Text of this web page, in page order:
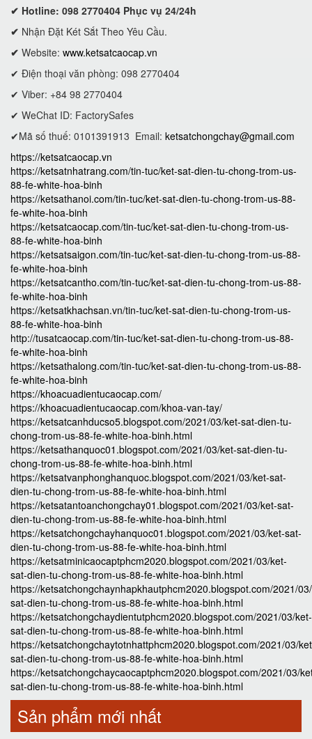
✔ Hotline: 098 2770404 Phục vụ 24/24h
✔ Nhận Đặt Két Sắt Theo Yêu Cầu.
✔ Website: www.ketsatcaocap.vn
✔ Điện thoại văn phòng: 098 2770404
✔ Viber: +84 98 2770404
✔ WeChat ID: FactorySafes
✔Mã số thuế: 0101391913 Email: ketsatchongchay@gmail.com
https://ketsatcaocap.vn
https://ketsatnhatrang.com/tin-tuc/ket-sat-dien-tu-chong-trom-us-
88-fe-white-hoa-binh
https://ketsathanoi.com/tin-tuc/ket-sat-dien-tu-chong-trom-us-88-
fe-white-hoa-binh
https://ketsatcaocap.com/tin-tuc/ket-sat-dien-tu-chong-trom-us-
88-fe-white-hoa-binh
https://ketsatsaigon.com/tin-tuc/ket-sat-dien-tu-chong-trom-us-88-
fe-white-hoa-binh
https://ketsatcantho.com/tin-tuc/ket-sat-dien-tu-chong-trom-us-88-
fe-white-hoa-binh
https://ketsatkhachsan.vn/tin-tuc/ket-sat-dien-tu-chong-trom-us-
88-fe-white-hoa-binh
http://tusatcaocap.com/tin-tuc/ket-sat-dien-tu-chong-trom-us-88-
fe-white-hoa-binh
https://ketsathalong.com/tin-tuc/ket-sat-dien-tu-chong-trom-us-88-
fe-white-hoa-binh
https://khoacuadientucaocap.com/
https://khoacuadientucaocap.com/khoa-van-tay/
https://ketsatcanhducso5.blogspot.com/2021/03/ket-sat-dien-tu-
chong-trom-us-88-fe-white-hoa-binh.html
https://ketsathanquoc01.blogspot.com/2021/03/ket-sat-dien-tu-
chong-trom-us-88-fe-white-hoa-binh.html
https://ketsatvanphonghanquoc.blogspot.com/2021/03/ket-sat-
dien-tu-chong-trom-us-88-fe-white-hoa-binh.html
https://ketsatantoanchongchay01.blogspot.com/2021/03/ket-sat-
dien-tu-chong-trom-us-88-fe-white-hoa-binh.html
https://ketsatchongchayhanquoc01.blogspot.com/2021/03/ket-sat-
dien-tu-chong-trom-us-88-fe-white-hoa-binh.html
https://ketsatminicaocaptphcm2020.blogspot.com/2021/03/ket-
sat-dien-tu-chong-trom-us-88-fe-white-hoa-binh.html
https://ketsatchongchaynhapkhautphcm2020.blogspot.com/2021/
sat-dien-tu-chong-trom-us-88-fe-white-hoa-binh.html
https://ketsatchongchaydientutphcm2020.blogspot.com/2021/03/ket-
sat-dien-tu-chong-trom-us-88-fe-white-hoa-binh.html
https://ketsatchongchaytotnhattphcm2020.blogspot.com/2021/03/
sat-dien-tu-chong-trom-us-88-fe-white-hoa-binh.html
https://ketsatchongchaycaocaptphcm2020.blogspot.com/2021/03/
sat-dien-tu-chong-trom-us-88-fe-white-hoa-binh.html
Sản phẩm mới nhất